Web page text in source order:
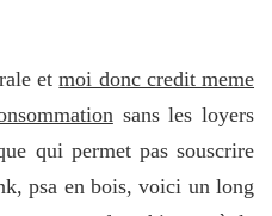
etmoi donc credit meme
sans les loyers
qui permet pas souscrire
psa en bois, voici un long